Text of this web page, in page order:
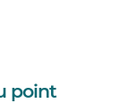
point